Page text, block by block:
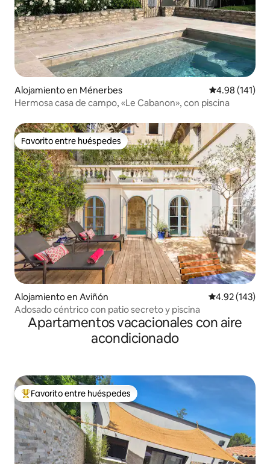
Alojamiento en Ménerbes Calificación
4.98 (141)
Hermosa casa de campo, «Le Cabanon», con piscina
Favorito entre huéspedes
Favorito entre huéspedes
Alojamiento en Aviñón Calificación
4.92 (143)
Adosado céntrico con patio secreto y piscina
Apartamentos vacacionales con aire
acondicionado
Favorito entre huéspedes preferido
Favorito entre huéspedes